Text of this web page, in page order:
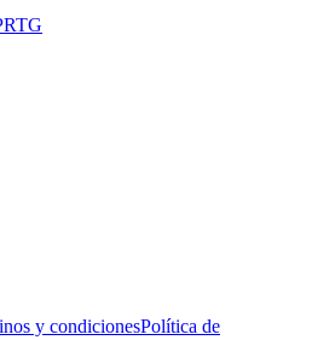
y condicionesPolítica de